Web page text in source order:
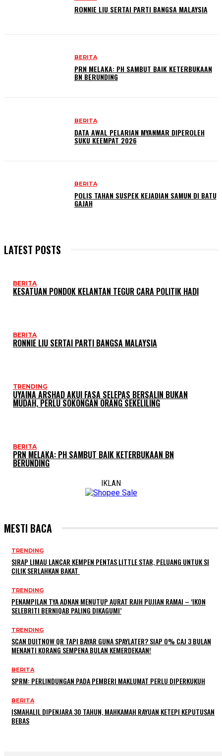
RONNIE LIU SERTAI PARTI BANGSA MALAYSIA
BERITA
PRN MELAKA: PH SAMBUT BAIK KETERBUKAAN
BN BERUNDING
BERITA
DATA AWAL PELARIAN MYANMAR DIPEROLEH
SUKU KEEMPAT 2026
BERITA
POLIS TAHAN SUSPEK KEJADIAN SAMUN DI BATU
GAJAH
LATEST POSTS
BERITA
KESATUAN PONDOK KELANTAN TEGUR CARA POLITIK HADI
BERITA
RONNIE LIU SERTAI PARTI BANGSA MALAYSIA
TRENDING
UYAINA ARSHAD AKUI FASA SELEPAS BERSALIN BUKAN
MUDAH, PERLU SOKONGAN ORANG SEKELILING
BERITA
PRN MELAKA: PH SAMBUT BAIK KETERBUKAAN BN
BERUNDING
IKLAN
MESTI BACA
TRENDING
SIRAP LIMAU LANCAR KEMPEN PENTAS LITTLE STAR, PELUANG UNTUK SI
CILIK SERLAHKAN BAKAT
TRENDING
PENAMPILAN TYA ADNAN MENUTUP AURAT RAIH PUJIAN RAMAI – ‘IKON
SELEBRITI BERNIQAB PALING DIKAGUMI’
TRENDING
SCAN DUITNOW QR TAPI BAYAR GUNA SPAYLATER? SIAP 0% CAJ 3 BULAN
MENANTI KORANG SEMPENA BULAN KEMERDEKAAN!
BERITA
SPRM: PERLINDUNGAN PADA PEMBERI MAKLUMAT PERLU DIPERKUKUH
BERITA
ISMAHALIL DIPENJARA 30 TAHUN, MAHKAMAH RAYUAN KETEPI KEPUTUSAN
BEBAS